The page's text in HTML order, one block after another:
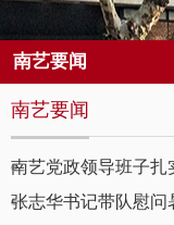
南艺要闻
南艺要闻